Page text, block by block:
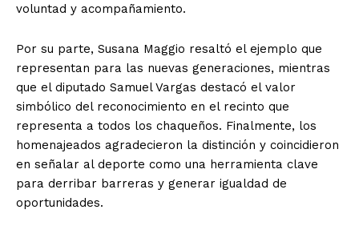
voluntad y acompañamiento.
Por su parte, Susana Maggio resaltó el ejemplo que
representan para las nuevas generaciones, mientras
que el diputado Samuel Vargas destacó el valor
simbólico del reconocimiento en el recinto que
representa a todos los chaqueños. Finalmente, los
homenajeados agradecieron la distinción y coincidieron
en señalar al deporte como una herramienta clave
para derribar barreras y generar igualdad de
oportunidades.